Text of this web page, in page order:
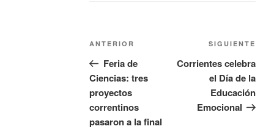
ANTERIOR
Feria de
Ciencias: tres
proyectos
correntinos
pasaron a la final
SIGUIENTE
Corrientes celebra
el Día de la
Educación
Emocional